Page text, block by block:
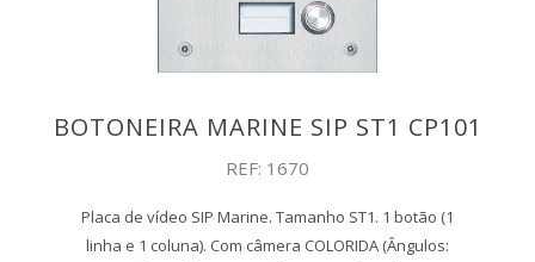
BOTONEIRA MARINE SIP ST1 CP101
REF: 1670
Placa de vídeo SIP Marine. Tamanho ST1. 1 botão (1
linha e 1 coluna). Com câmera COLORIDA (Ângulos: